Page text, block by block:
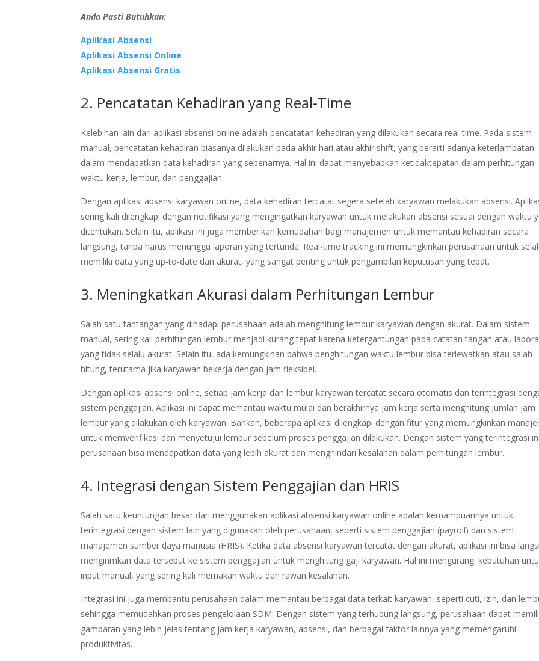
Anda Pasti Butuhkan:
Aplikasi Absensi
Aplikasi Absensi Online
Aplikasi Absensi Gratis
2. Pencatatan Kehadiran yang Real-Time
Kelebihan lain dari aplikasi absensi online adalah pencatatan kehadiran yang dilakukan secara real-time. Pada sistem
manual, pencatatan kehadiran biasanya dilakukan pada akhir hari atau akhir shift, yang berarti adanya keterlambatan
dalam mendapatkan data kehadiran yang sebenarnya. Hal ini dapat menyebabkan ketidaktepatan dalam perhitungan
waktu kerja, lembur, dan penggajian.
Dengan aplikasi absensi karyawan online, data kehadiran tercatat segera setelah karyawan melakukan absensi.
sering kali dilengkapi dengan notifikasi yang mengingatkan karyawan untuk melakukan absensi sesuai dengan waktu
ditentukan. Selain itu, aplikasi ini juga memberikan kemudahan bagi manajemen untuk memantau kehadiran secara
langsung, tanpa harus menunggu laporan yang tertunda. Real-time tracking ini memungkinkan perusahaan untuk
memiliki data yang up-to-date dan akurat, yang sangat penting untuk pengambilan keputusan yang tepat.
3. Meningkatkan Akurasi dalam Perhitungan Lembur
Salah satu tantangan yang dihadapi perusahaan adalah menghitung lembur karyawan dengan akurat. Dalam sistem
manual, sering kali perhitungan lembur menjadi kurang tepat karena ketergantungan pada catatan tangan atau
yang tidak selalu akurat. Selain itu, ada kemungkinan bahwa penghitungan waktu lembur bisa terlewatkan atau salah
hitung, terutama jika karyawan bekerja dengan jam fleksibel.
Dengan aplikasi absensi online, setiap jam kerja dan lembur karyawan tercatat secara otomatis dan terintegrasi
sistem penggajian. Aplikasi ini dapat memantau waktu mulai dan berakhirnya jam kerja serta menghitung jumlah jam
lembur yang dilakukan oleh karyawan. Bahkan, beberapa aplikasi dilengkapi dengan fitur yang memungkinkan
untuk memverifikasi dan menyetujui lembur sebelum proses penggajian dilakukan. Dengan sistem yang terintegrasi
perusahaan bisa mendapatkan data yang lebih akurat dan menghindari kesalahan dalam perhitungan lembur.
4. Integrasi dengan Sistem Penggajian dan HRIS
Salah satu keuntungan besar dari menggunakan aplikasi absensi karyawan online adalah kemampuannya untuk
terintegrasi dengan sistem lain yang digunakan oleh perusahaan, seperti sistem penggajian (payroll) dan sistem
manajemen sumber daya manusia (HRIS). Ketika data absensi karyawan tercatat dengan akurat, aplikasi ini bisa
mengirimkan data tersebut ke sistem penggajian untuk menghitung gaji karyawan. Hal ini mengurangi kebutuhan
input manual, yang sering kali memakan waktu dan rawan kesalahan.
Integrasi ini juga membantu perusahaan dalam memantau berbagai data terkait karyawan, seperti cuti, izin, dan
sehingga memudahkan proses pengelolaan SDM. Dengan sistem yang terhubung langsung, perusahaan dapat
gambaran yang lebih jelas tentang jam kerja karyawan, absensi, dan berbagai faktor lainnya yang memengaruhi
produktivitas.